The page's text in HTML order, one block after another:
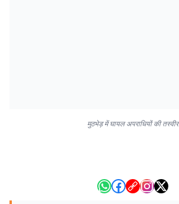
मुठभेड़ में घायल अपराधियों की तस्वीर